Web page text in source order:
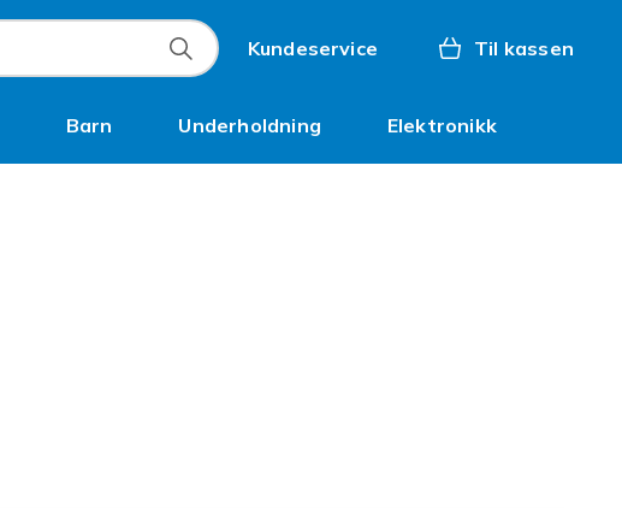
Kundeservice Til kassen
Barn Underholdning Elektronikk